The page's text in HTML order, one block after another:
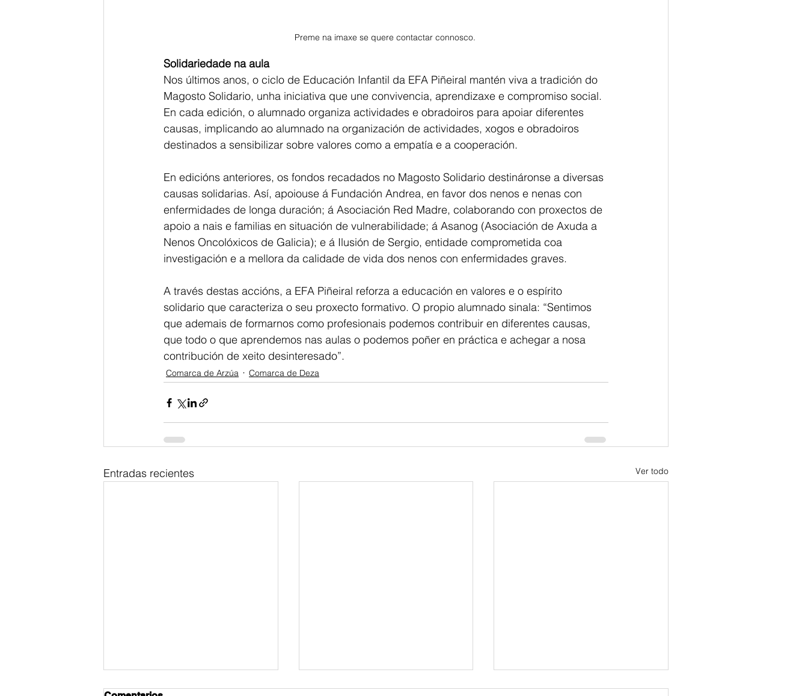
Preme na imaxe se quere contactar connosco.
Solidariedade na aula
Nos últimos anos, o ciclo de Educación Infantil da EFA Piñeiral mantén viva a tradición do
Magosto Solidario, unha iniciativa que une convivencia, aprendizaxe e compromiso social.
En cada edición, o alumnado organiza actividades e obradoiros para apoiar diferentes
causas, implicando ao alumnado na organización de actividades, xogos e obradoiros
destinados a sensibilizar sobre valores como a empatía e a cooperación.
En edicións anteriores, os fondos recadados no Magosto Solidario destináronse a diversas
causas solidarias. Así, apoiouse á Fundación Andrea, en favor dos nenos e nenas con
enfermidades de longa duración; á Asociación Red Madre, colaborando con proxectos de
apoio a nais e familias en situación de vulnerabilidade; á Asanog (Asociación de Axuda a
Nenos Oncolóxicos de Galicia); e á Ilusión de Sergio, entidade comprometida coa
investigación e a mellora da calidade de vida dos nenos con enfermidades graves.
A través destas accións, a EFA Piñeiral reforza a educación en valores e o espírito
solidario que caracteriza o seu proxecto formativo. O propio alumnado sinala: “Sentimos
que ademais de formarnos como profesionais podemos contribuir en diferentes causas,
que todo o que aprendemos nas aulas o podemos poñer en práctica e achegar a nosa
contribución de xeito desinteresado”.
Comarca de Arzúa Comarca de Deza
Entradas recientes Ver todo